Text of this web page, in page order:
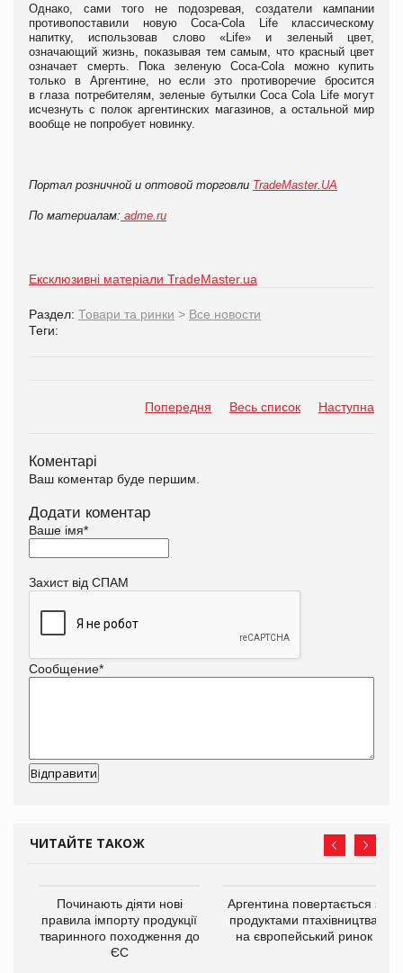
Однако, сами того не подозревая, создатели кампании
противопоставили новую Coca-Cola Life классическому
напитку, использовав слово «Life» и зеленый цвет,
означающий жизнь, показывая тем самым, что красный цвет
означает смерть. Пока зеленую Coca-Cola можно купить
только в Аргентине, но если это противоречие бросится
в глаза потребителям, зеленые бутылки Coca Cola Life могут
исчезнуть с полок аргентинских магазинов, а остальной мир
вообще не попробует новинку.
Портал розничной и оптовой торговли TradeMaster.UA
По материалам: adme.ru
Ексклюзивні матеріали TradeMaster.ua
Раздел: Товари та ринки > Все новости
Теги:
Попередня Весь список Наступна
Коментарі
Ваш коментар буде першим.
Додати коментар
Ваше імя*
Захист від СПАМ
Сообщение*
ЧИТАЙТЕ ТАКОЖ
Починають діяти нові
правила імпорту продукції
тваринного походження до
ЄС
Аргентина повертається з
продуктами птахівництва
на європейський ринок